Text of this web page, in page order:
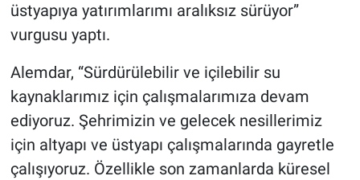
üstyapıya yatırımlarımı aralıksız sürüyor”
vurgusu yaptı.
Alemdar, “Sürdürülebilir ve içilebilir su
kaynaklarımız için çalışmalarımıza devam
ediyoruz. Şehrimizin ve gelecek nesillerimiz
için altyapı ve üstyapı çalışmalarında gayretle
çalışıyoruz. Özellikle son zamanlarda küresel